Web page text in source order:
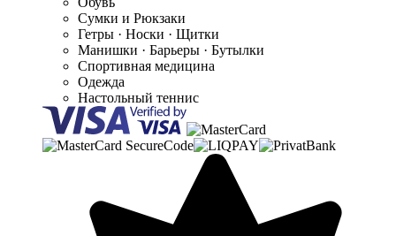
Сумки и Рюкзаки
Гетры · Носки · Щитки
Манишки · Барьеры · Бутылки
Спортивная медицина
Одежда
Настольный теннис